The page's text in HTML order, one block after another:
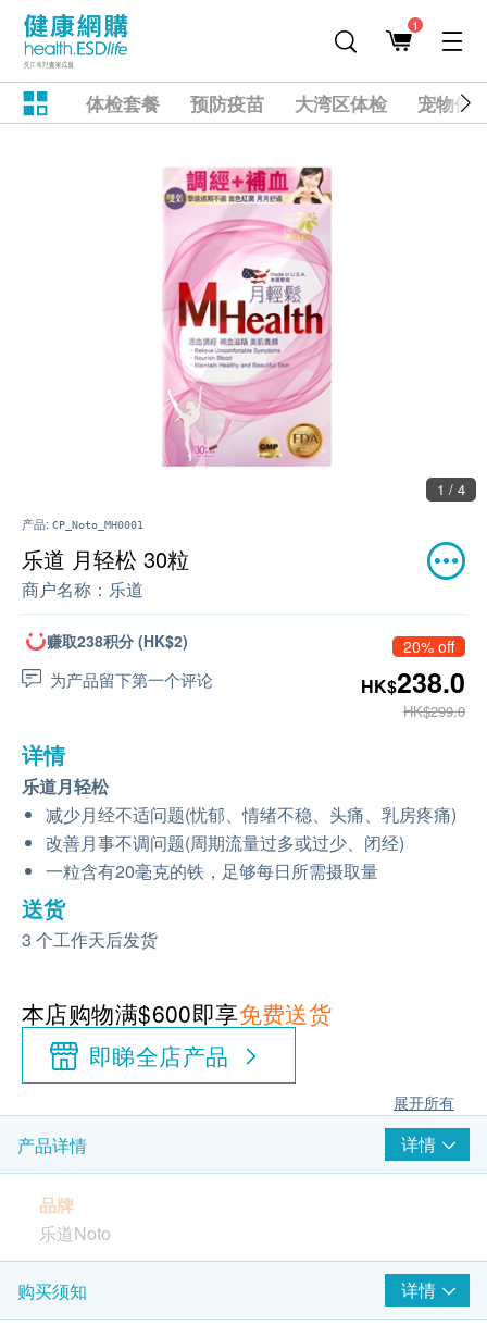
1
体检套餐 预防疫苗 大湾区体检 宠物健
1 / 4
产品: CP_Noto_MH0001
乐道 月轻松 30粒
商户名称： 乐道
赚取238积分 (HK$2)
为产品留下第一个评论
20% off
HK$238.0
HK$299.0
详情
乐道月轻松
减少月经不适问题(忧郁、情绪不稳、头痛、乳房疼痛)
改善月事不调问题(周期流量过多或过少、闭经)
一粒含有20毫克的铁，足够每日所需摄取量
送货
3 个工作天后发货
本店购物满$600即享免费送货
即睇全店产品
展开所有
产品详情 详情
品牌
乐道Noto
包装
一樽30粒, 400毫克/粒
购买须知 详情